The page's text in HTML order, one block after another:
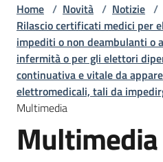
Amministrazione
Novità
Menu selezionato
Servizi
Home / Novità / Notizie /
Rilascio certificati medici per
impediti o non deambulanti o
infermità o per gli elettori
continuativa e vitale da
elettromedicali, tali da
Multimedia
Multimedia